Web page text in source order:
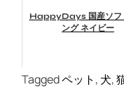
HappyDays 国産ソフ
ング ネイビー
Taggedペット , 犬,